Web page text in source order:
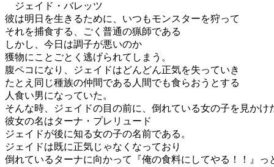
ジェイド・バレッツ
彼は明日を生きるために、いつもモンスターを狩って
それを捕食する、ごく普通の猟師である
しかし、今日は調子が悪いのか
獲物にことごとく逃げられてしまう。
腹ペコになり、ジェイドはどんどん正気を失っていき
たとえ同じ種族の仲間である人間でも食らおうとする
人食い男になっていた。
そんな時、ジェイドの目の前に、倒れている女の子を見かけ
彼女の名はターナ・プレリュード
ジェイドが後に知る女の子の名前である。
ジェイドは既に正気じゃなくなっており
倒れているターナに向かって『俺の食料にしてやる！！』っ